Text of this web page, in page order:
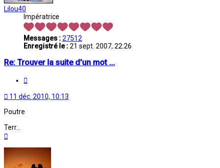
Lilou40
Impératrice
Messages :27512
Enregistré le :21 sept. 2007, 22:26
Re: Trouver la suite d'un mot ...
11 déc. 2010, 10:13
Poutre
Terr...